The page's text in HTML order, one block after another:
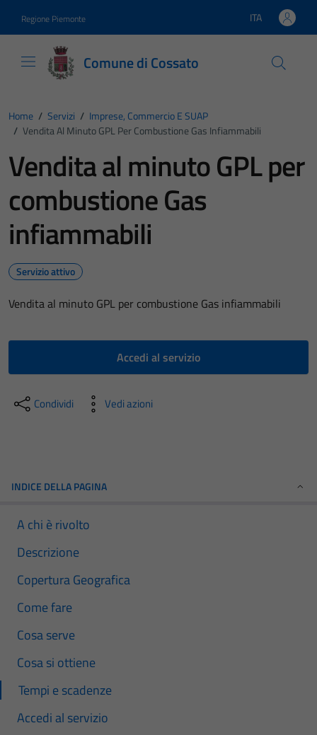
Regione Piemonte Lingua attiva:
ITA
Comune di Cossato
Home / Servizi / Imprese, Commercio E SUAP
/ Vendita Al Minuto GPL Per Combustione Gas Infiammabili
Vendita al minuto GPL per
combustione Gas
infiammabili
Servizio attivo
Vendita al minuto GPL per combustione Gas infiammabili
Accedi al servizio
Condividi Vedi azioni
INDICE DELLA PAGINA
A chi è rivolto
Descrizione
Copertura Geografica
Come fare
Cosa serve
Cosa si ottiene
Tempi e scadenze
Accedi al servizio